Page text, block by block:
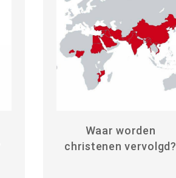
Waar worden
christenen vervolgd?